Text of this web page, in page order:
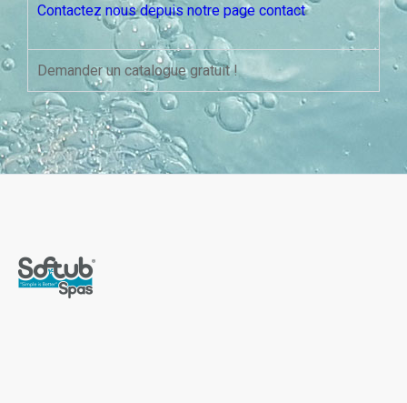
Contactez nous depuis notre page contact
Demander un catalogue gratuit !